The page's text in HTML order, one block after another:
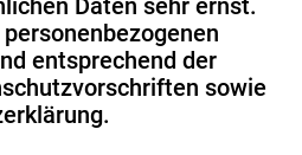
Daten sehr ernst.
entsprechend der
sowie